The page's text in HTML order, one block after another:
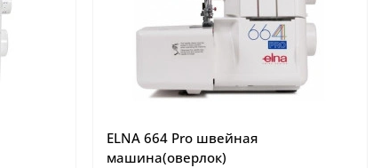
ELNA 664 Pro швейная
машина(оверлок)